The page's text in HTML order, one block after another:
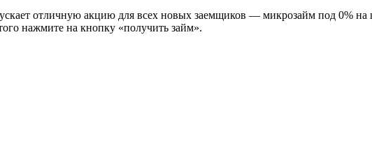
отличную акцию для всех новых заемщиков — микрозайм под 0%
нажмите на кнопку «получить займ».